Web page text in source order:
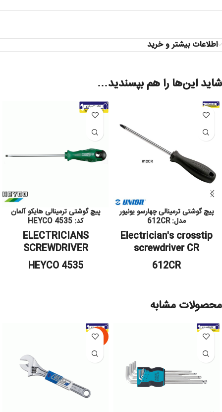
اطلاعات بیشتر و خرید
شاید این‌ها را هم بپسندید…
پیچ گوشتی ترمینالی چهارسو یونیور
مدل: 612CR
Electrician's crosstip
screwdriver CR
612CR
پیچ گوشتی ترمینالی هایکو آلمان
کد: 4535 HEYCO
ELECTRICIANS
SCREWDRIVER
4535 HEYCO
محصولات مشابه
-9%